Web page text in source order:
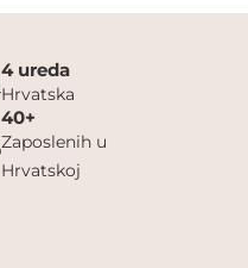
4 ureda
Hrvatska
40+
Zaposlenih u
Hrvatskoj